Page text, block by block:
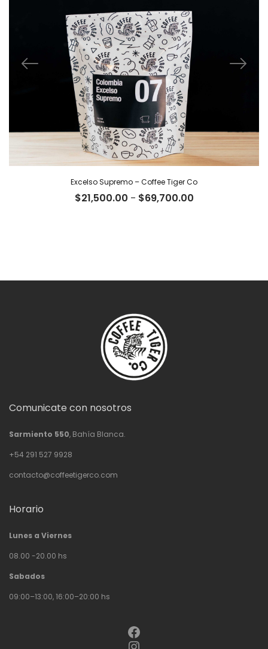
Excelso Supremo – Coffee Tiger Co
$21,500.00 - $69,700.00Rango
Comunicate con nosotros
Sarmiento 550, Bahía Blanca.
+54 291 527 9928
contacto@coffeetigerco.com
Horario
Lunes a Viernes
08.00 -20.00 hs
Sabados
09:00–13:00, 16:00–20:00 hs
Facebook